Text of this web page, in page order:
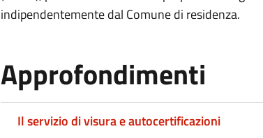
indipendentemente dal Comune di residenza.
Approfondimenti
Il servizio di visura e autocertificazioni